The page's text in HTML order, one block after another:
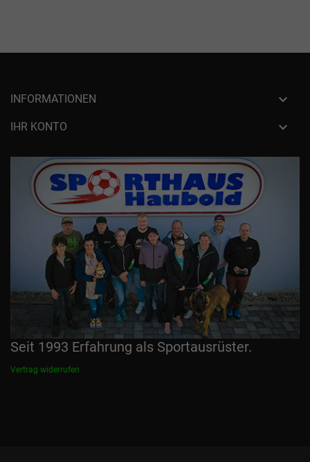
INFORMATIONEN 
IHR KONTO 
Seit 1993 Erfahrung als Sportausrüster.
Vertrag widerrufen